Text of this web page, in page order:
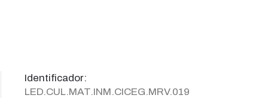
Identificador:
LED.CUL.MAT.INM.CICEG.MRV.019